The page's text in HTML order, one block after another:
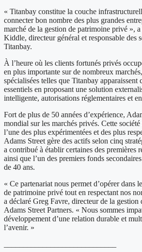
« Titanbay constitue la couche
connecter bon nombre des plus grandes
marché de la gestion de patrimoine privé »,
Kiddle, directeur général et responsable des
Titanbay.
À l’heure où les clients fortunés privés
en plus importante sur de nombreux
spécialisées telles que Titanbay apparaissent
essentiels en proposant une solution
intelligente, autorisations réglementaires et
Fort de plus de 50 années d’expérience,
mondial sur les marchés privés. Cette
l’une des plus expérimentées et des plus
Adams Street gère des actifs selon cinq
a contribué à établir certaines des premières
ainsi que l’un des premiers fonds
de 40 ans.
« Ce partenariat nous permet d’opérer dans
de patrimoine privé tout en respectant nos
a déclaré Greg Favre, directeur de la gestion
Adams Street Partners. « Nous sommes
développement d’une relation durable et
l’avenir. »